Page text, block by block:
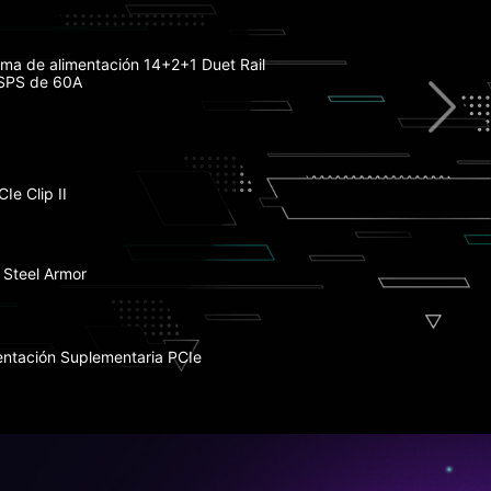
de alimentación 14+2+1 Duet Rail
de 60A
Clip II
Steel Armor
Suplementaria PCIe
con 7W/mK Pad Térmico
Gen 5
PCIe 4.0 M.2